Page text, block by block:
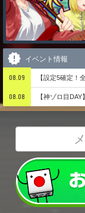
イベント情報
08.09 【設定5確定！
08.08 【神ゾロ目